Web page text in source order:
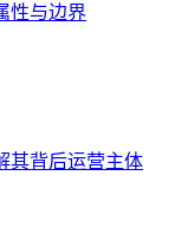
性与边界
其背后运营主体